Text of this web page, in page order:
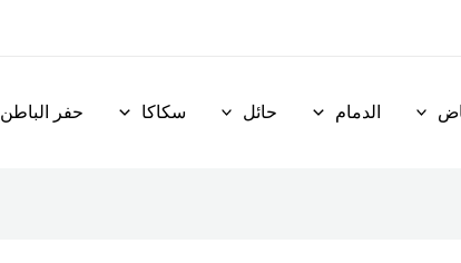
الدمام حائل سكاكا حفر الباطن